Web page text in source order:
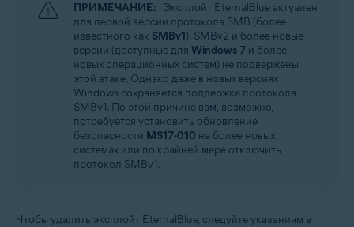
ПРИМЕЧАНИЕ: Эксплойт EternalBlue актуален
для первой версии протокола SMB (более
известного как SMBv1). SMBv2 и более новые
версии (доступные для Windows 7 и более
новых операционных систем) не подвержены
этой атаке. Однако даже в новых версиях
Windows сохраняется поддержка протокола
SMBv1. По этой причине вам, возможно,
потребуется установить обновление
безопасности MS17-010 на более новых
системах или по крайней мере отключить
протокол SMBv1.
Чтобы удалить эксплойт EternalBlue, следуйте указаниям в